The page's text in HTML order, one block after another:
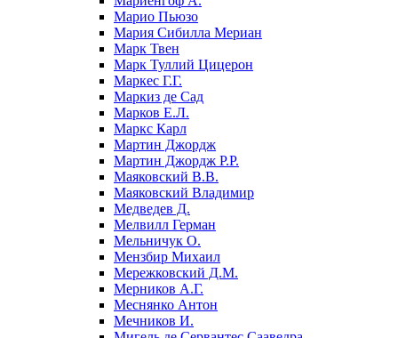
Марио Пьюзо
Мария Сибилла Мериан
Марк Твен
Марк Туллий Цицерон
Маркес Г.Г.
Маркиз де Сад
Марков Е.Л.
Маркс Карл
Мартин Джордж
Мартин Джордж Р.Р.
Маяковский В.В.
Маяковский Владимир
Медведев Д.
Мелвилл Герман
Мельничук О.
Мензбир Михаил
Мережковский Д.М.
Мерников А.Г.
Меснянко Антон
Мечников И.